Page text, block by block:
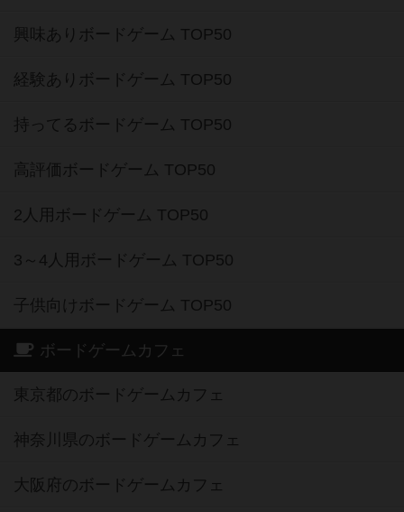
興味ありボードゲーム TOP50
経験ありボードゲーム TOP50
持ってるボードゲーム TOP50
高評価ボードゲーム TOP50
2人用ボードゲーム TOP50
3～4人用ボードゲーム TOP50
子供向けボードゲーム TOP50
ボードゲームカフェ
東京都のボードゲームカフェ
神奈川県のボードゲームカフェ
大阪府のボードゲームカフェ